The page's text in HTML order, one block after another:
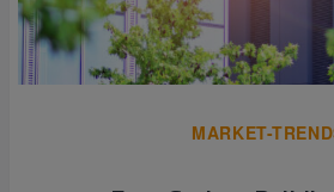
MARKET-